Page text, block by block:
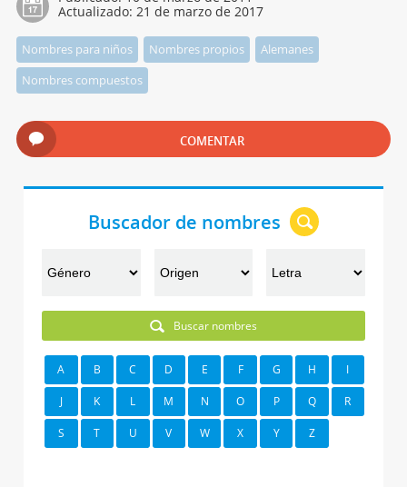
Actualizado: 21 de marzo de 2017
Nombres para niños Nombres propios
Alemanes
Nombres compuestos
COMENTAR
Buscador de nombres
Buscar nombres
A B C D E F G H I
J K L M N O P Q R
S T U V W X Y Z